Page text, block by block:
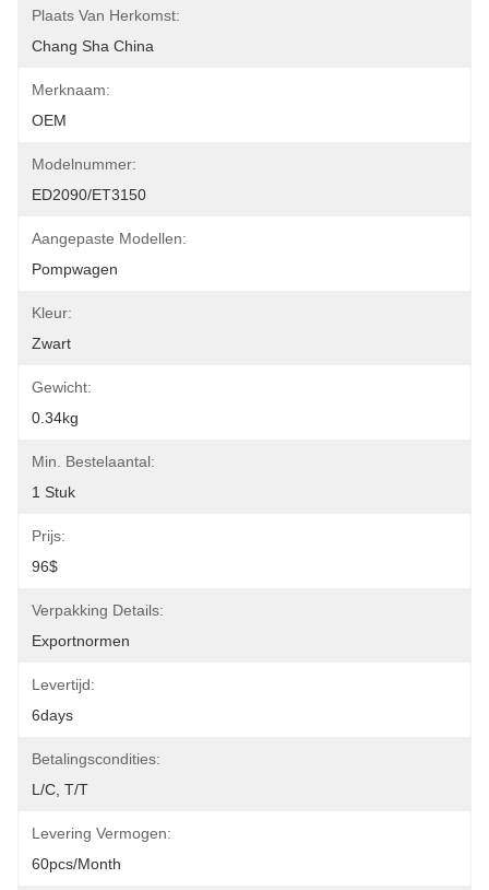
Plaats Van Herkomst:
Chang Sha China
Merknaam:
OEM
Modelnummer:
ED2090/ET3150
Aangepaste Modellen:
Pompwagen
Kleur:
Zwart
Gewicht:
0.34kg
Min. Bestelaantal:
1 Stuk
Prijs:
96$
Verpakking Details:
Exportnormen
Levertijd:
6days
Betalingscondities:
L/C, T/T
Levering Vermogen:
60pcs/month